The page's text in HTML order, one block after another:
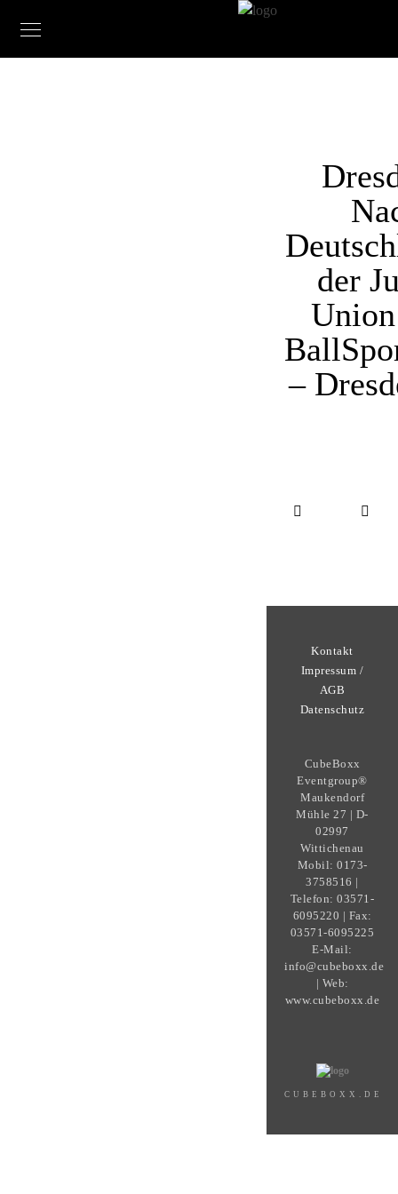
der
–
Kontakt
Impressum /
AGB
Datenschutz
CubeBoxx
Eventgroup®
Maukendorf
Mühle 27 | D-
02997
Wittichenau
Mobil: 0173-
3758516 |
Telefon: 03571-
6095220 | Fax:
03571-6095225
E-Mail:
info@cubeboxx.de
| Web:
www.cubeboxx.de
CUBEBOXX.DE